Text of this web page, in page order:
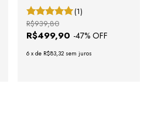
Dourado
(1)
R$499,90 -47% OFF
R$939,80
6 x de R$83,32 sem juros